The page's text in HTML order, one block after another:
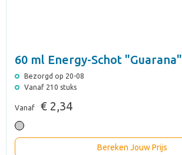
60 ml Energy-Schot "Guarana"
Bezorgd op 20-08
Vanaf 210 stuks
Vanaf € 2,34
Bereken Jouw Prijs